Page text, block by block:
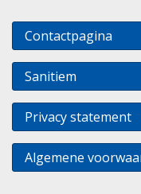
Contactpagina
Sanitiem
Privacy statement
Algemene